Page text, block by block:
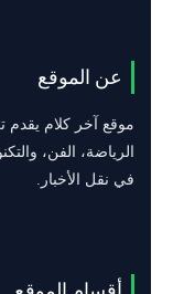
عن الموقع
موقع آخر كلام يقدم
الرياضة، الفن،
في نقل الأخبار.